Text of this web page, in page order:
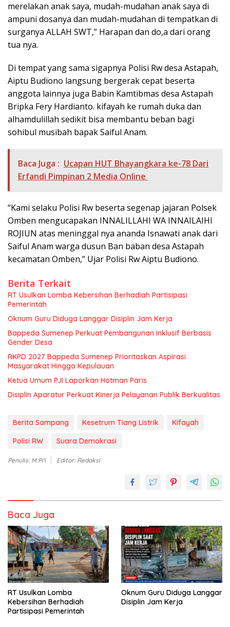
merelakan anak saya, mudah-mudahan anak saya di
ampuni dosanya dan mudah-mudahan di tempatkan di
surganya ALLAH SWT,” Harapan dan do,a dari orang
tua nya.
Di tempat yang sama sigapnya Polisi Rw desa Astapah,
Aiptu Budiono langsung bergerak cepat beserta
anggota lainnya juga Babin Kamtibmas desa Astapah
Bripka Fery Hardianto. kifayah ke rumah duka dan
alhamdulillah sedikit bisa membantu beban bagi
sohibul musibah bapak Saiful Anam.
Baca Juga : Ucapan HUT Bhayangkara ke-78 Dari
Erfandi Pimpinan 2 Media Online
“Kami selaku Polisi Rw beserta segenap jajaran Polsek
Omben mengucapakan INNALILLAHI WA INNAILAIHI
ROJIUN atas meninggal nya ananda Isnawati anak dari
Saiful Anam warga dusun Ban baban desa Astapah
kecamatan Omben,” Ujar Polisi Rw Aiptu Budiono.
Berita Terkait
RT Usulkan Lomba Kebersihan Berhadiah Partisipasi
Pemerintah
Oknum Guru Diduga Langgar Disiplin Jam Kerja
Bappeda Sumenep Perkuat Pembangunan Inklusif Berbasis
Gender Desa
RKPD 2027 Bappeda Sumenep Prioritaskan Aspirasi
Masyarakat Hingga Kepulauan
Ketua Umum PJI Laporkan Hotman Paris
Disiplin Aparatur Perkuat Kinerja Pelayanan Publik Berkualitas
Berita Sampang Kesetrum Tiang Listrik
Kifayah
Polisi RW
Suara Demokrasi
Penulis: M.Pi'i Editor: Redaksi
Baca Juga
RT Usulkan Lomba
Kebersihan Berhadiah
Partisipasi Pemerintah
Oknum Guru Diduga Langgar
Disiplin Jam Kerja